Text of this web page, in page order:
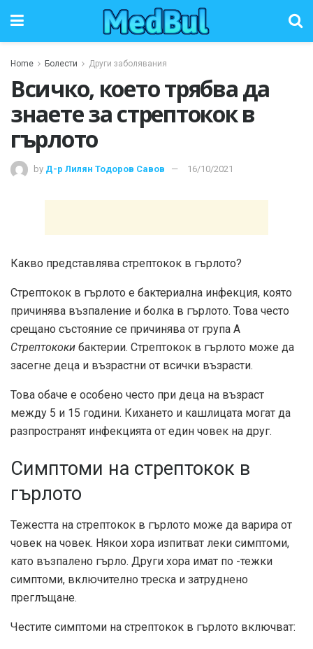
Home Болести Други заболявания
Всичко, което трябва да
знаете за стрептокок в
гърлото
by Д-р Лилян Тодоров Савов 16/10/2021
Какво представлява стрептокок в гърлото?
Стрептокок в гърлото е бактериална инфекция, която
причинява възпаление и болка в гърлото. Това често
срещано състояние се причинява от група А
Стрептококи бактерии. Стрептокок в гърлото може да
засегне деца и възрастни от всички възрасти.
Това обаче е особено често при деца на възраст
между 5 и 15 години. Кихането и кашлицата могат да
разпространят инфекцията от един човек на друг.
Симптоми на стрептокок в
гърлото
Тежестта на стрептокок в гърлото може да варира от
човек на човек. Някои хора изпитват леки симптоми,
като възпалено гърло. Други хора имат по -тежки
симптоми, включително треска и затруднено
преглъщане.
Честите симптоми на стрептокок в гърлото включват: